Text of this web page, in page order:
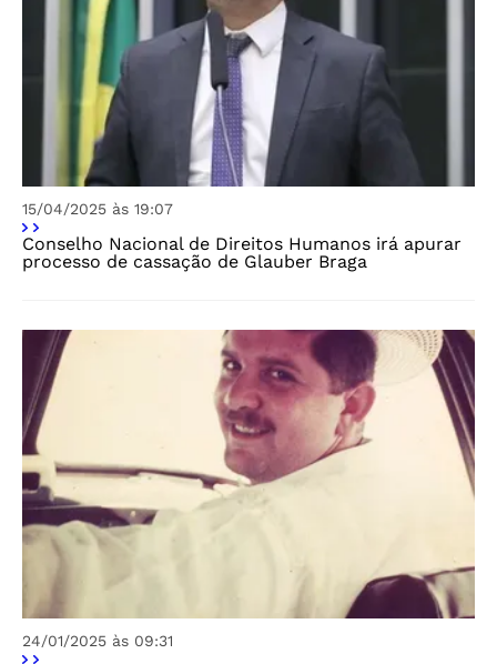
15/04/2025 às 19:07
Conselho Nacional de Direitos Humanos irá apurar
processo de cassação de Glauber Braga
24/01/2025 às 09:31